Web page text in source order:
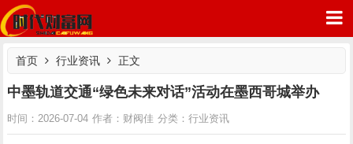
时代财富网
首页 行业资讯 正文
中墨轨道交通“绿色未来对话”活动在墨西哥城举办
时间：2026-07-04 作者：财阀佳 分类：行业资讯